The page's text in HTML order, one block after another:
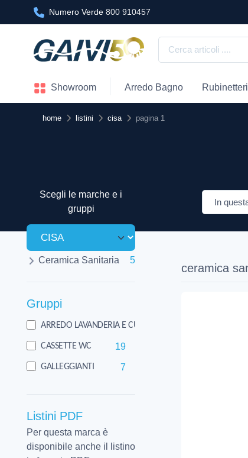
Numero Verde 800 910457
Showroom Arredo Bagno
home listini cisa pagina 1
Scegli le marche e i
gruppi
Ceramica Sanitaria 5
Gruppi
ARREDO LAVANDERIA E CUCINA
CASSETTE WC 19
GALLEGGIANTI 7
Listini PDF
Per questa marca è
disponibile anche il listino
ceramica